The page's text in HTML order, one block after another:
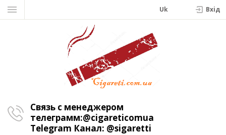
Uk Вхiд
Связь с менеджером
телеграмм:@cigareticomua
Telegram Канал: @sigaretti